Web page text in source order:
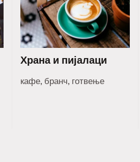
Храна и пијалаци
кафе, бранч, готвење